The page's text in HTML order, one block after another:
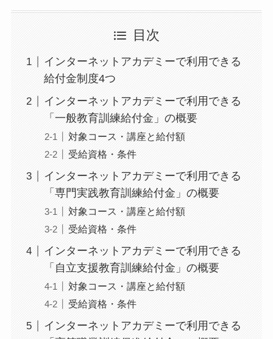
目次
インターネットアカデミーで利用できる
給付金制度4つ
インターネットアカデミーで利用できる
「一般教育訓練給付金」の概要
対象コース・講座と給付額
受給資格・条件
インターネットアカデミーで利用できる
「専門実践教育訓練給付金」の概要
対象コース・講座と給付額
受給資格・条件
インターネットアカデミーで利用できる
「自立支援教育訓練給付金」の概要
対象コース・講座と給付額
受給資格・条件
インターネットアカデミーで利用できる